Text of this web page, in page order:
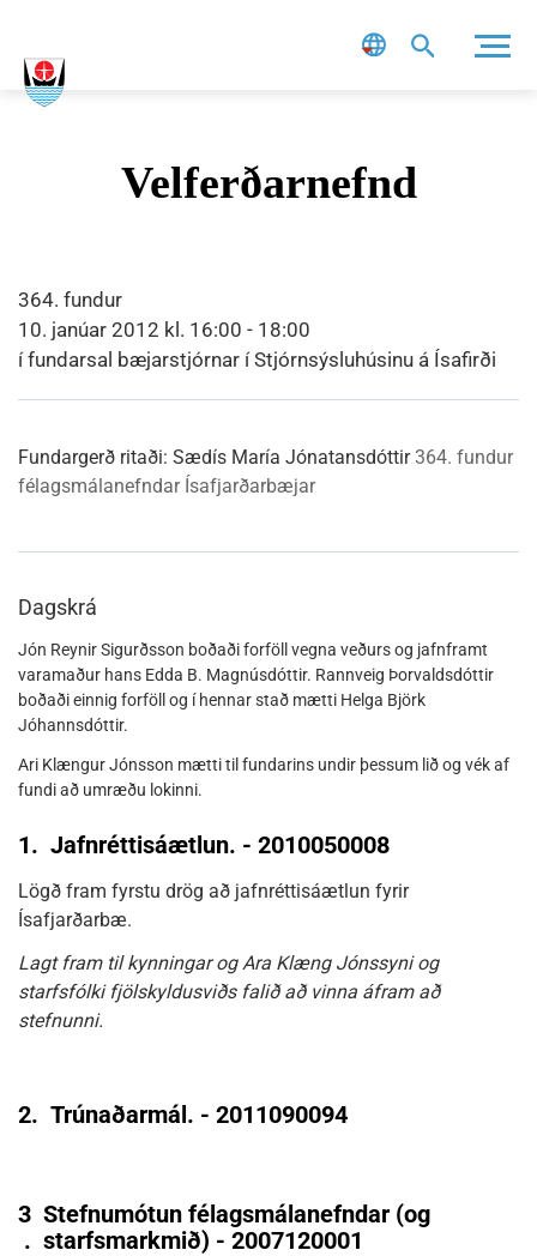
Velferðarnefnd
364. fundur
10. janúar 2012 kl. 16:00 - 18:00
í fundarsal bæjarstjórnar í Stjórnsýsluhúsinu á Ísafirði
Fundargerð ritaði: Sædís María Jónatansdóttir 364. fundur
félagsmálanefndar Ísafjarðarbæjar
Dagskrá
Jón Reynir Sigurðsson boðaði forföll vegna veðurs og jafnframt
varamaður hans Edda B. Magnúsdóttir. Rannveig Þorvaldsdóttir
boðaði einnig forföll og í hennar stað mætti Helga Björk
Jóhannsdóttir.
Ari Klængur Jónsson mætti til fundarins undir þessum lið og vék af
fundi að umræðu lokinni.
1. Jafnréttisáætlun. - 2010050008
Lögð fram fyrstu drög að jafnréttisáætlun fyrir
Ísafjarðarbæ.
Lagt fram til kynningar og Ara Klæng Jónssyni og
starfsfólki fjölskyldusviðs falið að vinna áfram að
stefnunni.
2. Trúnaðarmál. - 2011090094
3
.
Stefnumótun félagsmálanefndar (og
starfsmarkmið) - 2007120001